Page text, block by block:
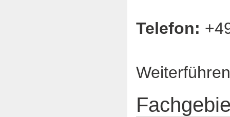
Telefon: